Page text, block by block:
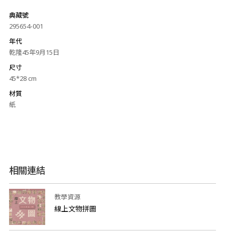
典藏號
295654-001
年代
乾隆45年9月15日
尺寸
45*28 cm
材質
紙
相關連結
教學資源
線上文物拼圖